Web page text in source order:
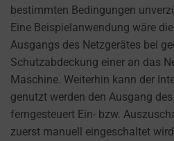
bestimmten Bedingungen
Eine Beispielanwendung wäre
Ausgangs des Netzgerätes bei
Schutzabdeckung einer an das
Maschine. Weiterhin kann der
genutzt werden den Ausgang
ferngesteuert Ein- bzw.
zuerst manuell eingeschaltet